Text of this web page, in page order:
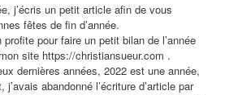
j’écris un petit article afin de vous
fêtes de fin d’année.
profite pour faire un petit bilan de l’année
site https://christiansueur.com .
dernières années, 2022 est une année,
abandonné l’écriture d’article par